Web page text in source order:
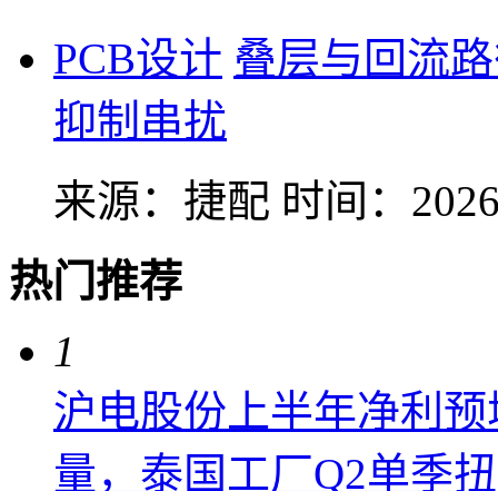
PCB设计 叠层与回流
抑制串扰
来源：捷配 时间：
热门推荐
1
沪电股份上半年净利
量，泰国工厂Q2单季